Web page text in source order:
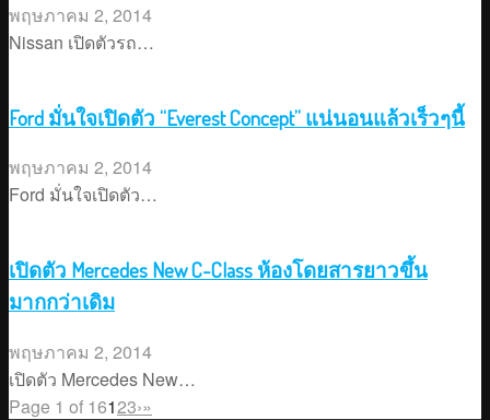
พฤษภาคม 2, 2014
Nissan เปิดตัวรถ…
Ford มั่นใจเปิดตัว “Everest Concept” แน่นอนแล้วเร็วๆนี้
พฤษภาคม 2, 2014
Ford มั่นใจเปิดตัว…
เปิดตัว Mercedes New C-Class ห้องโดยสารยาวขึ้น
มากกว่าเดิม
พฤษภาคม 2, 2014
เปิดตัว Mercedes New…
Page 1 of 16123›»